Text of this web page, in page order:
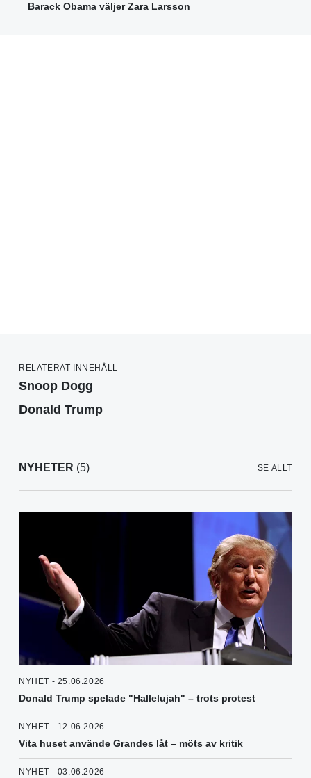
Barack Obama väljer Zara Larsson
RELATERAT INNEHÅLL
Snoop Dogg
Donald Trump
NYHETER (5) SE ALLT
NYHET - 25.06.2026
Donald Trump spelade "Hallelujah" – trots protest
NYHET - 12.06.2026
Vita huset använde Grandes låt – möts av kritik
NYHET - 03.06.2026